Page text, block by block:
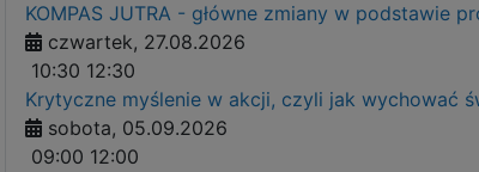
KOMPAS JUTRA - główne zmiany w podstawie
czwartek, 27.08.2026
10:30 12:30
Krytyczne myślenie w akcji, czyli jak wychować
sobota, 05.09.2026
09:00 12:00